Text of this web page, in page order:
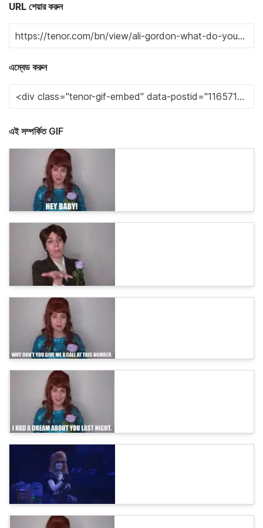
URL শেয়ার করুন
এম্বেড করুন
এই সম্পর্কিত GIF